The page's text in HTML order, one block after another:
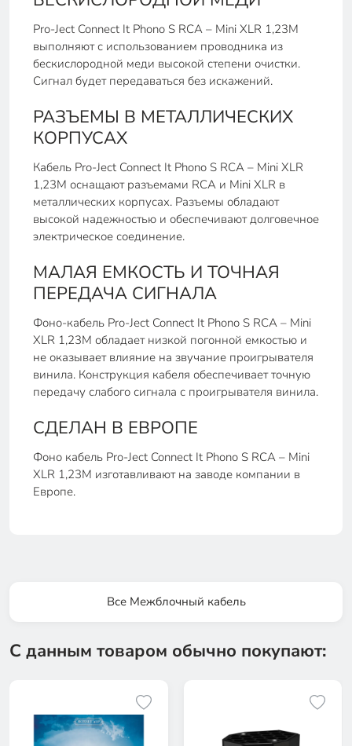
Pro-Ject Connect It Phono S RCA – Mini XLR 1,23М
выполняют с использованием проводника из
бескислородной меди высокой степени очистки.
Сигнал будет передаваться без искажений.
РАЗЪЕМЫ В МЕТАЛЛИЧЕСКИХ
КОРПУСАХ
Кабель Pro-Ject Connect It Phono S RCA – Mini XLR
1,23М оснащают разъемами RCA и Mini XLR в
металлических корпусах. Разъемы обладают
высокой надежностью и обеспечивают долговечное
электрическое соединение.
МАЛАЯ ЕМКОСТЬ И ТОЧНАЯ
ПЕРЕДАЧА СИГНАЛА
Фоно-кабель Pro-Ject Connect It Phono S RCA – Mini
XLR 1,23М обладает низкой погонной емкостью и
не оказывает влияние на звучание проигрывателя
винила. Конструкция кабеля обеспечивает точную
передачу слабого сигнала с проигрывателя винила.
СДЕЛАН В ЕВРОПЕ
Фоно кабель Pro-Ject Connect It Phono S RCA – Mini
XLR 1,23М изготавливают на заводе компании в
Европе.
Все Межблочный кабель
С данным товаром обычно покупают: